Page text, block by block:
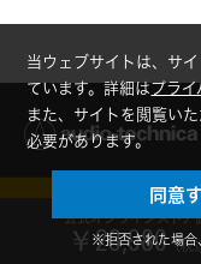
【クーポ
公式オンラインストア
￥23,980（税
当ウェブサイトは、サ
ています。詳細はプラ
また、サイトを閲覧い
必要があります。
同意
※拒否された場合